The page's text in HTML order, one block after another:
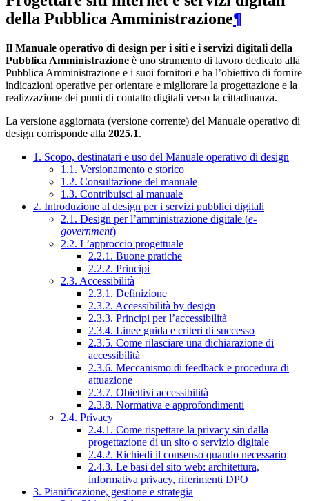
della Pubblica Amministrazione¶
Il Manuale operativo di design per i siti e i servizi digitali della
Pubblica Amministrazione è uno strumento di lavoro dedicato alla
Pubblica Amministrazione e i suoi fornitori e ha l’obiettivo di fornire
indicazioni operative per orientare e migliorare la progettazione e la
realizzazione dei punti di contatto digitali verso la cittadinanza.
La versione aggiornata (versione corrente) del Manuale operativo di
design corrisponde alla 2025.1.
1. Scopo, destinatari e uso del Manuale operativo di design
1.1. Versionamento e storico
1.2. Consultazione del manuale
1.3. Contribuisci al manuale
2. Introduzione al design per i servizi pubblici digitali
2.1. Design per l’amministrazione digitale (e-
government)
2.2. L’approccio progettuale
2.2.1. Buone pratiche
2.2.2. Principi
2.3. Accessibilità
2.3.1. Definizione
2.3.2. Accessibilità by design
2.3.3. Principi per l’accessibilità
2.3.4. Linee guida e criteri di successo
2.3.5. Come rilasciare una dichiarazione di
accessibilità
2.3.6. Meccanismo di feedback e procedura di
attuazione
2.3.7. Obiettivi accessibilità
2.3.8. Normativa e approfondimenti
2.4. Privacy
2.4.1. Come rispettare la privacy sin dalla
progettazione di un sito o servizio digitale
2.4.2. Richiedi il consenso quando necessario
2.4.3. Le basi del sito web: architettura,
informativa privacy, riferimenti DPO
3. Pianificazione, gestione e strategia